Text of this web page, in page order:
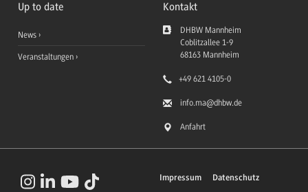
Up to date
News
Veranstaltungen
Kontakt
DHBW Mannheim
Coblitzallee 1-9
68163 Mannheim
+49 621 4105-0
info.ma@dhbw.de
Anfahrt
Impressum Datenschutz